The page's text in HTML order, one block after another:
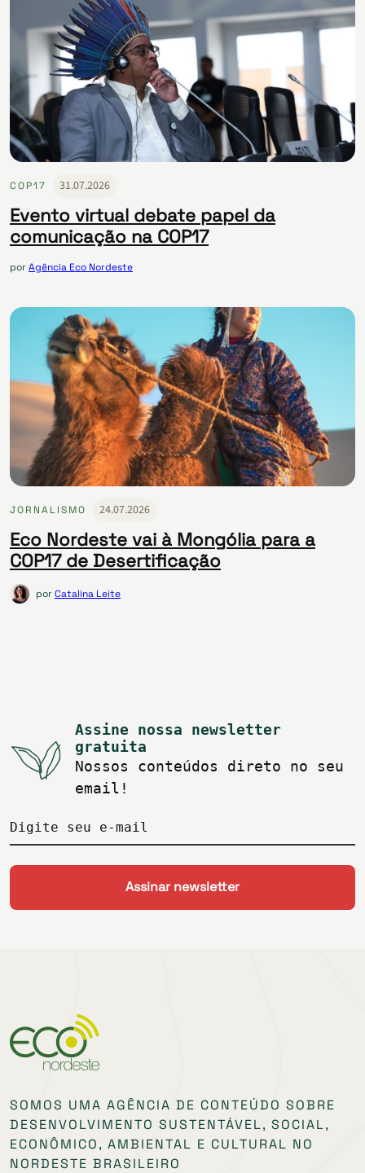
COP17 31.07.2026
Evento virtual debate papel da
comunicação na COP17
porAgência Eco Nordeste
JORNALISMO 24.07.2026
Eco Nordeste vai à Mongólia para a
COP17 de Desertificação
porCatalina Leite
Assine nossa newsletter
gratuita
Nossos conteúdos direto no seu
email!
Digite seu e-mail
SOMOS UMA AGÊNCIA DE CONTEÚDO SOBRE
DESENVOLVIMENTO SUSTENTÁVEL, SOCIAL,
ECONÔMICO, AMBIENTAL E CULTURAL NO
NORDESTE BRASILEIRO